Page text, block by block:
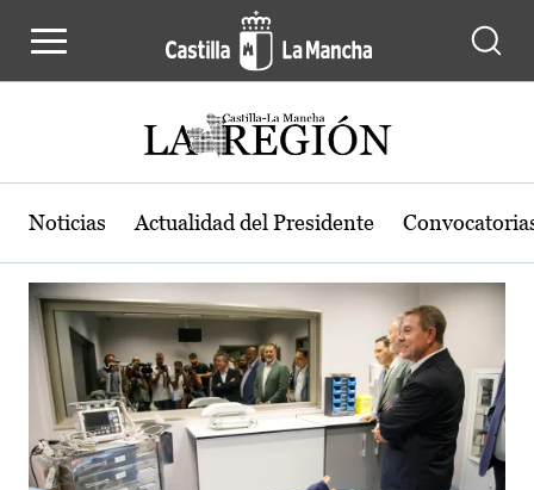
Actualidad de la región de Castilla-
Noticias Actualidad del Presidente